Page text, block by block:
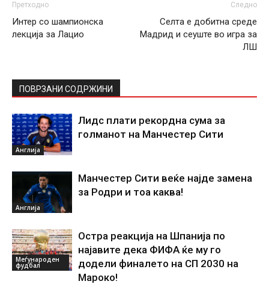
Претходно
Интер со шампионска
лекција за Лацио
Следно
Селта е добитна среде
Мадрид и сеуште во игра за
ЛШ
ПОВРЗАНИ СОДРЖИНИ
Англија
Лидс плати рекордна сума за
голманот на Манчестер Сити
Англија
Манчестер Сити веќе најде замена
за Родри и тоа каква!
Меѓународен
фудбал
Остра реакција на Шпанија по
најавите дека ФИФА ќе му го
додели финалето на СП 2030 на
Мароко!